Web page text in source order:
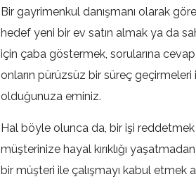
Bir gayrimenkul danışmanı olarak
hedef yeni bir ev satın almak ya da
için çaba göstermek, sorularına
onların pürüzsüz bir süreç
olduğunuza eminiz.
Hal böyle olunca da, bir işi reddetmek
müşterinize hayal kırıklığı
bir müşteri ile çalışmayı kabul etmek